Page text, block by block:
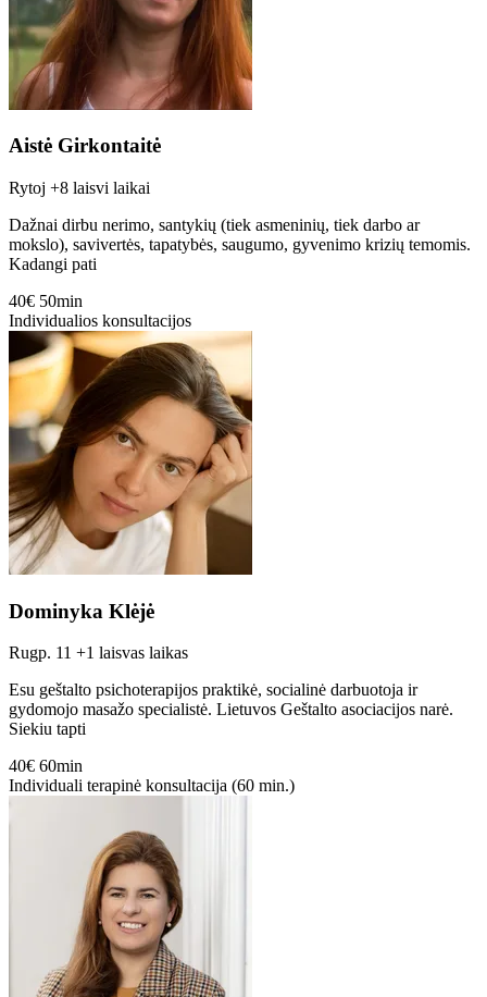
Aistė Girkontaitė
Rytoj +8 laisvi laikai
Dažnai dirbu nerimo, santykių (tiek asmeninių, tiek darbo ar
mokslo), savivertės, tapatybės, saugumo, gyvenimo krizių temomis.
Kadangi pati
40€ 50min
Individualios konsultacijos
Dominyka Klėjė
Rugp. 11 +1 laisvas laikas
Esu geštalto psichoterapijos praktikė, socialinė darbuotoja ir
gydomojo masažo specialistė. Lietuvos Geštalto asociacijos narė.
Siekiu tapti
40€ 60min
Individuali terapinė konsultacija (60 min.)